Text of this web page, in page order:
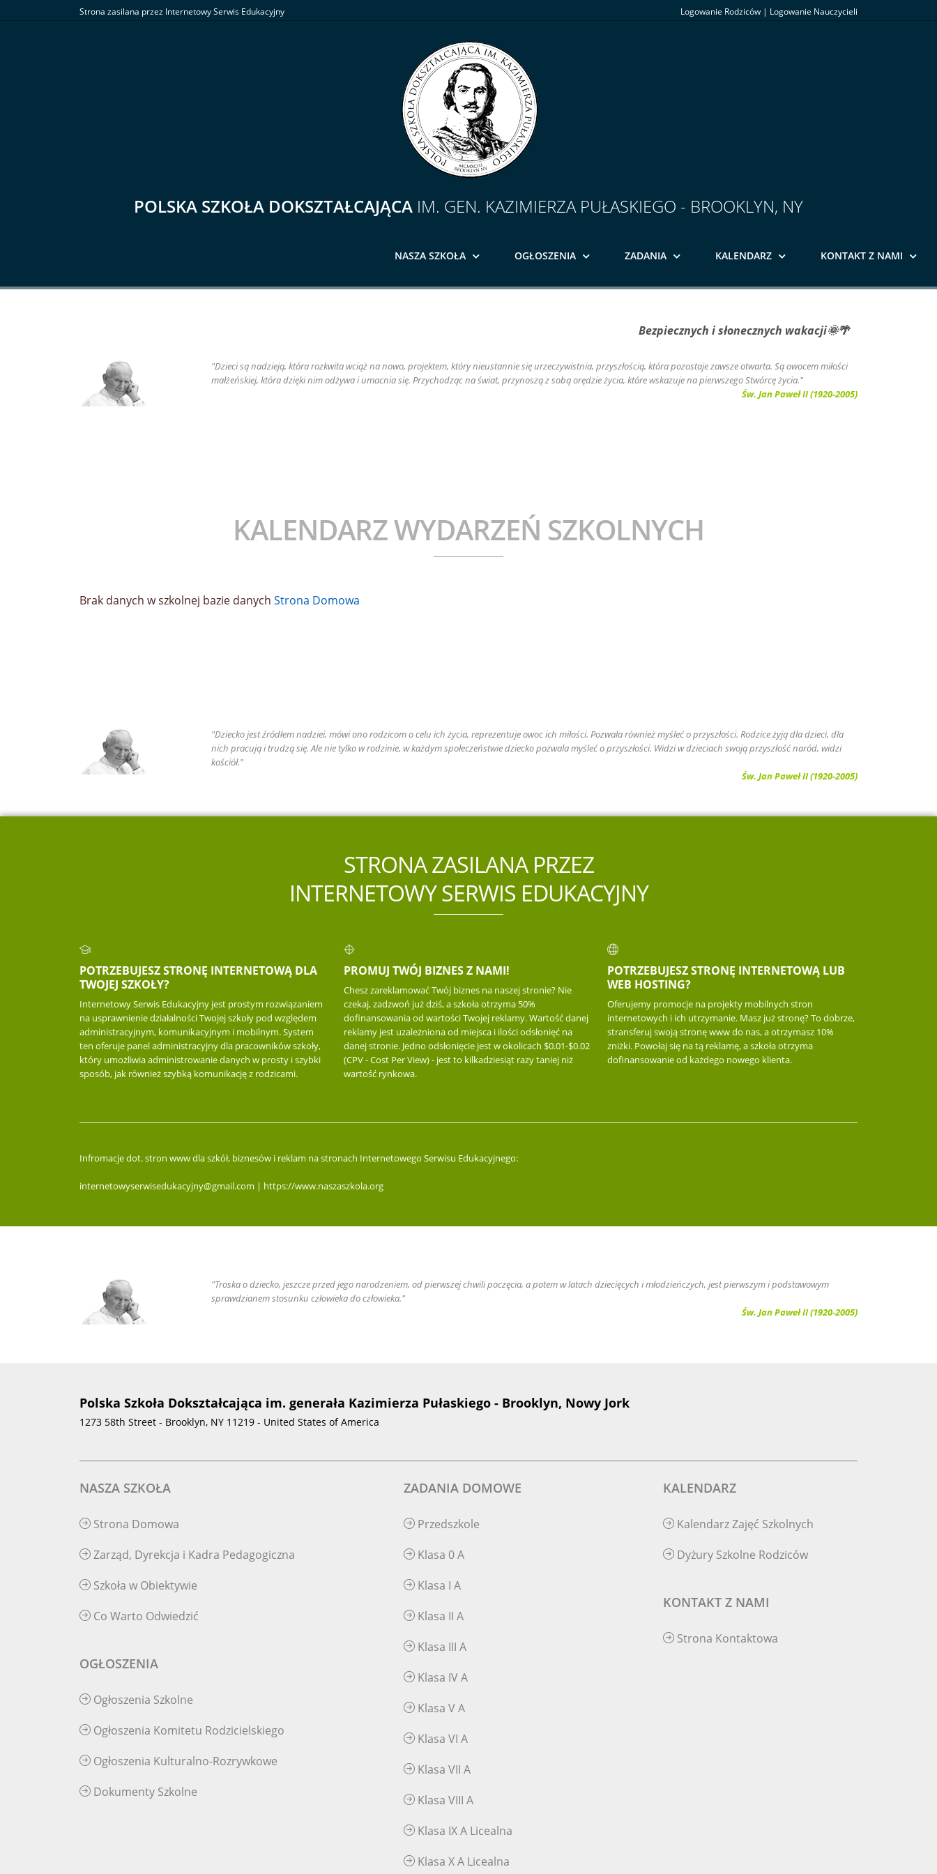
Strona zasilana przez Internetowy Serwis Edukacyjny Logowanie Rodziców | Logowanie Nauczycieli
POLSKA SZKOŁA DOKSZTAŁCAJĄCA IM. GEN. KAZIMIERZA PUŁASKIEGO - BROOKLYN, NY
NASZA SZKOŁA OGŁOSZENIA ZADANIA KALENDARZ KONTAKT Z NAMI
Bezpiecznych i słonecznych wakacji🌞🌴
"Dzieci są nadzieją, która rozkwita wciąż na nowo, projektem, który nieustannie się urzeczywistnia, przyszłością, która pozostaje zawsze otwarta. Są owocem miłości
małżeńskiej, która dzięki nim odżywa i umacnia się. Przychodząc na świat, przynoszą z sobą orędzie życia, które wskazuje na pierwszego Stwórcę życia."
Św. Jan Paweł II (1920-2005)
KALENDARZ WYDARZEŃ SZKOLNYCH
Brak danych w szkolnej bazie danych Strona Domowa
"Dziecko jest źródłem nadziei, mówi ono rodzicom o celu ich życia, reprezentuje owoc ich miłości. Pozwala również myśleć o przyszłości. Rodzice żyją dla dzieci, dla
nich pracują i trudzą się. Ale nie tylko w rodzinie, w każdym społeczeństwie dziecko pozwala myśleć o przyszłości. Widzi w dzieciach swoją przyszłość naród, widzi
kościół."
Św. Jan Paweł II (1920-2005)
STRONA ZASILANA PRZEZ
INTERNETOWY SERWIS EDUKACYJNY
POTRZEBUJESZ STRONĘ INTERNETOWĄ DLA
TWOJEJ SZKOŁY?
Internetowy Serwis Edukacyjny jest prostym rozwiązaniem
na usprawnienie działalności Twojej szkoły pod względem
administracyjnym, komunikacyjnym i mobilnym. System
ten oferuje panel administracyjny dla pracowników szkoły,
który umożliwia administrowanie danych w prosty i szybki
sposób, jak również szybką komunikację z rodzicami.
PROMUJ TWÓJ BIZNES Z NAMI!
Chesz zareklamować Twój biznes na naszej stronie? Nie
czekaj, zadzwoń już dziś, a szkoła otrzyma 50%
dofinansowania od wartości Twojej reklamy. Wartość danej
reklamy jest uzależniona od miejsca i ilości odsłonięć na
danej stronie. Jedno odsłonięcie jest w okolicach $0.01-$0.02
(CPV - Cost Per View) - jest to kilkadziesiąt razy taniej niż
wartość rynkowa.
POTRZEBUJESZ STRONĘ INTERNETOWĄ LUB
WEB HOSTING?
Oferujemy promocje na projekty mobilnych stron
internetowych i ich utrzymanie. Masz już stronę? To dobrze,
stransferuj swoją stronę www do nas, a otrzymasz 10%
zniżki. Powołaj się na tą reklamę, a szkoła otrzyma
dofinansowanie od każdego nowego klienta.
Infromacje dot. stron www dla szkół, biznesów i reklam na stronach Internetowego Serwisu Edukacyjnego:
internetowyserwisedukacyjny@gmail.com | https://www.naszaszkola.org
"Troska o dziecko, jeszcze przed jego narodzeniem, od pierwszej chwili poczęcia, a potem w latach dziecięcych i młodzieńczych, jest pierwszym i podstawowym
sprawdzianem stosunku człowieka do człowieka."
Św. Jan Paweł II (1920-2005)
Polska Szkoła Dokształcająca im. generała Kazimierza Pułaskiego - Brooklyn, Nowy Jork
1273 58th Street - Brooklyn, NY 11219 - United States of America
NASZA SZKOŁA
Strona Domowa
Zarząd, Dyrekcja i Kadra Pedagogiczna
Szkoła w Obiektywie
Co Warto Odwiedzić
OGŁOSZENIA
Ogłoszenia Szkolne
Ogłoszenia Komitetu Rodzicielskiego
Ogłoszenia Kulturalno-Rozrywkowe
Dokumenty Szkolne
ZADANIA DOMOWE
Przedszkole
Klasa 0 A
Klasa I A
Klasa II A
Klasa III A
Klasa IV A
Klasa V A
Klasa VI A
Klasa VII A
Klasa VIII A
Klasa IX A Licealna
Klasa X A Licealna
KALENDARZ
Kalendarz Zajęć Szkolnych
Dyżury Szkolne Rodziców
KONTAKT Z NAMI
Strona Kontaktowa